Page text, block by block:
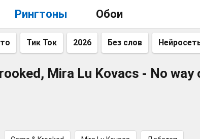
Рингтоны Обои
Тик Ток 2026 Без слов
Mira Lu Kovacs - No way